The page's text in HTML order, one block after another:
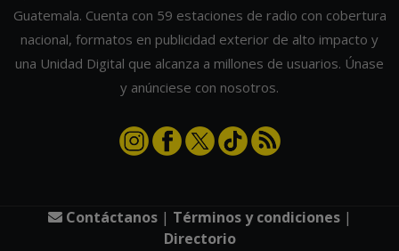
Guatemala. Cuenta con 59 estaciones de radio con cobertura
nacional, formatos en publicidad exterior de alto impacto y
una Unidad Digital que alcanza a millones de usuarios. Únase
y anúnciese con nosotros.
Contáctanos| Términos y condiciones|
Directorio